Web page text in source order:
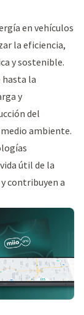
en vehículos
la eficiencia,
y sostenible.
hasta la
y
del
ambiente.
útil de la
contribuyen a